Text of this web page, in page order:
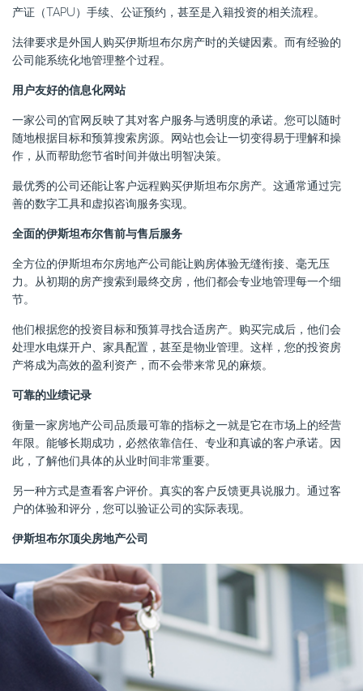
产证（TAPU）手续、公证预约，甚至是入籍投资的相关流程。
法律要求是外国人购买伊斯坦布尔房产时的关键因素。而有经验的
公司能系统化地管理整个过程。
用户友好的信息化网站
一家公司的官网反映了其对客户服务与透明度的承诺。您可以随时
随地根据目标和预算搜索房源。网站也会让一切变得易于理解和操
作，从而帮助您节省时间并做出明智决策。
最优秀的公司还能让客户远程购买伊斯坦布尔房产。这通常通过完
善的数字工具和虚拟咨询服务实现。
全面的伊斯坦布尔售前与售后服务
全方位的伊斯坦布尔房地产公司能让购房体验无缝衔接、毫无压
力。从初期的房产搜索到最终交房，他们都会专业地管理每一个细
节。
他们根据您的投资目标和预算寻找合适房产。购买完成后，他们会
处理水电煤开户、家具配置，甚至是物业管理。这样，您的投资房
产将成为高效的盈利资产，而不会带来常见的麻烦。
可靠的业绩记录
衡量一家房地产公司品质最可靠的指标之一就是它在市场上的经营
年限。能够长期成功，必然依靠信任、专业和真诚的客户承诺。因
此，了解他们具体的从业时间非常重要。
另一种方式是查看客户评价。真实的客户反馈更具说服力。通过客
户的体验和评分，您可以验证公司的实际表现。
伊斯坦布尔顶尖房地产公司